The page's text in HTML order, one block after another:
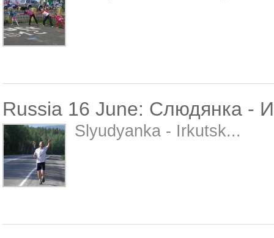
Russia 16 June: Слюдянка -
Slyudyanka - Irkutsk...